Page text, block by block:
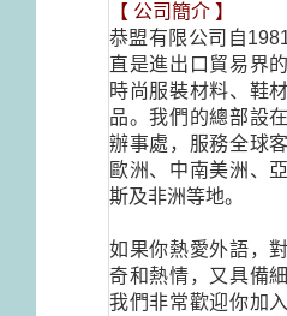
【 公司簡介 】
恭盟有限公司自
直是進出口貿易界
時尚服裝材料、鞋
品。我們的總部設
辦事處，服務全球
歐洲、中南美洲、
斯及非洲等地。
如果你熱愛外語，
奇和熱情，又具備
我們非常歡迎你加